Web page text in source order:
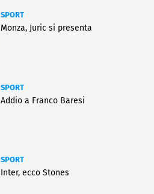
SPORT
Monza, Juric si presenta
SPORT
Addio a Franco Baresi
SPORT
Inter, ecco Stones